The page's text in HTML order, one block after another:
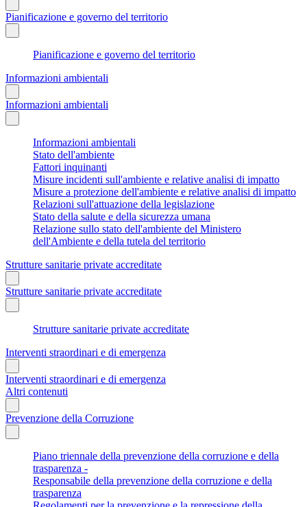
Pianificazione e governo del territorio
Pianificazione e governo del territorio
Informazioni ambientali
Informazioni ambientali
Informazioni ambientali
Stato dell'ambiente
Fattori inquinanti
Misure incidenti sull'ambiente e relative analisi di impatto
Misure a protezione dell'ambiente e relative analisi di impatto
Relazioni sull'attuazione della legislazione
Stato della salute e della sicurezza umana
Relazione sullo stato dell'ambiente del Ministero
dell'Ambiente e della tutela del territorio
Strutture sanitarie private accreditate
Strutture sanitarie private accreditate
Strutture sanitarie private accreditate
Interventi straordinari e di emergenza
Interventi straordinari e di emergenza
Altri contenuti
Prevenzione della Corruzione
Piano triennale della prevenzione della corruzione e della
trasparenza -
Responsabile della prevenzione della corruzione e della
trasparenza